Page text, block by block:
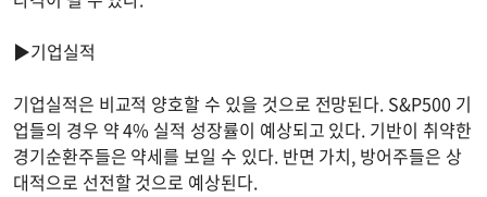
▶기업실적
기업실적은 비교적 양호할 수 있을 것으로 전망된다. S&P500 기
업들의 경우 약 4% 실적 성장률이 예상되고 있다. 기반이 취약한
경기순환주들은 약세를 보일 수 있다. 반면 가치, 방어주들은 상
대적으로 선전할 것으로 예상된다.